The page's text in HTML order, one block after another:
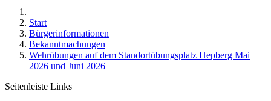
Start
Bürgerinformationen
Bekanntmachungen
Wehrübungen auf dem Standortübungsplatz Hepberg Mai
2026 und Juni 2026
Seitenleiste Links